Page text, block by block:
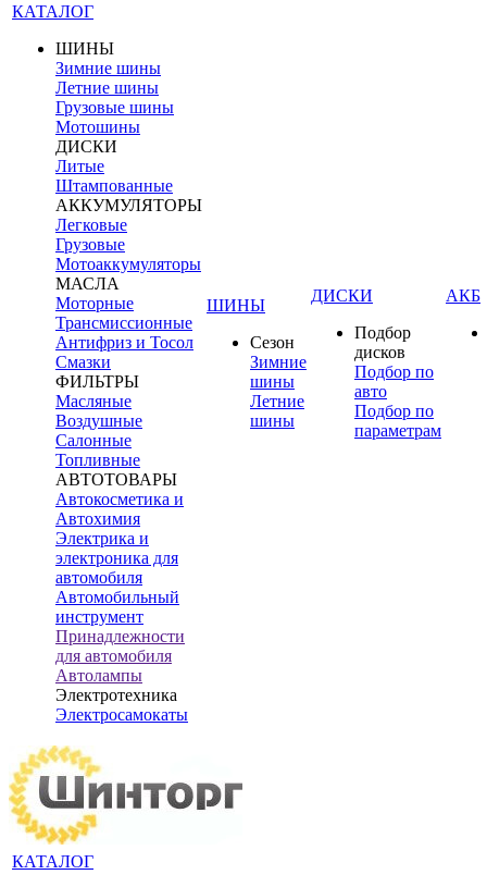
КАТАЛОГ
ШИНЫ
Зимние шины
Летние шины
Грузовые шины
Мотошины
ДИСКИ
Литые
Штампованные
АККУМУЛЯТОРЫ
Легковые
Грузовые
Мотоаккумуляторы
МАСЛА
Моторные
Трансмиссионные
Антифриз и Тосол
Смазки
ФИЛЬТРЫ
Масляные
Воздушные
Салонные
Топливные
АВТОТОВАРЫ
Автокосметика и
Автохимия
Электрика и
электроника для
автомобиля
Автомобильный
инструмент
Принадлежности
для автомобиля
Автолампы
Электротехника
Электросамокаты
ШИНЫ
Сезон
Зимние
шины
Летние
шины
ДИСКИ
Подбор
дисков
Подбор по
авто
Подбор по
параметрам
АКБ
КАТАЛОГ